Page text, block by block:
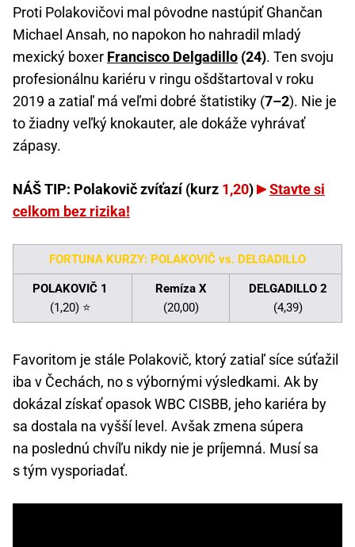
Proti Polakovičovi mal pôvodne nastúpiť Ghančan
Michael Ansah, no napokon ho nahradil mladý
mexický boxer Francisco Delgadillo (24). Ten svoju
profesionálnu kariéru v ringu ošdštartoval v roku
2019 a zatiaľ má veľmi dobré štatistiky (7–2). Nie je
to žiadny veľký knokauter, ale dokáže vyhrávať
zápasy.
NÁŠ TIP: Polakovič zvíťazí (kurz 1,20)
Stavte si
celkom bez rizika!
FORTUNA KURZY: POLAKOVIČ vs. DELGADILLO
POLAKOVIČ 1
(1,20) ⭐
Remíza X
(20,00)
DELGADILLO 2
(4,39)
Favoritom je stále Polakovič, ktorý zatiaľ síce súťažil
iba v Čechách, no s výbornými výsledkami. Ak by
dokázal získať opasok WBC CISBB, jeho kariéra by
sa dostala na vyšší level. Avšak zmena súpera
na poslednú chvíľu nikdy nie je príjemná. Musí sa
s tým vysporiadať.